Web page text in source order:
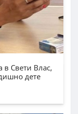
Свети Влас,
дете